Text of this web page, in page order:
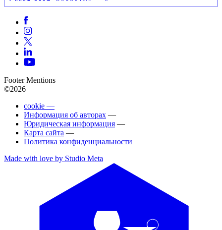
Footer Mentions
©2026
cookie —
Информация об авторах —
Юридическая информация —
Карта сайта —
Политика конфиденциальности
Made with love by Studio Meta